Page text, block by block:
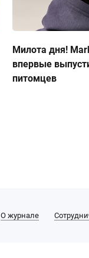
Милота дня!
впервые
питомцев
О журнале